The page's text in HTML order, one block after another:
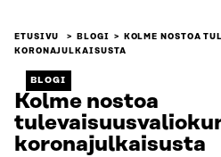
ETUSIVU BLOGI
KOLME NOSTOA
KORONAJULKAISUSTA
BLOGI
Kolme nostoa
koronajulkaisusta